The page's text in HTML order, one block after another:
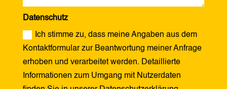
Datenschutz
Ich stimme zu, dass meine Angaben aus dem
Kontaktformular zur Beantwortung meiner Anfrage
erhoben und verarbeitet werden. Detaillierte
Informationen zum Umgang mit Nutzerdaten